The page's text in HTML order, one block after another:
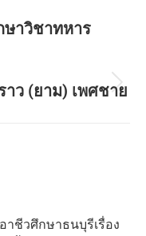
ษาวิชาทหาร
ว (ยาม) เพศชาย
าชีวศึกษาธนบุรีเรื่อง